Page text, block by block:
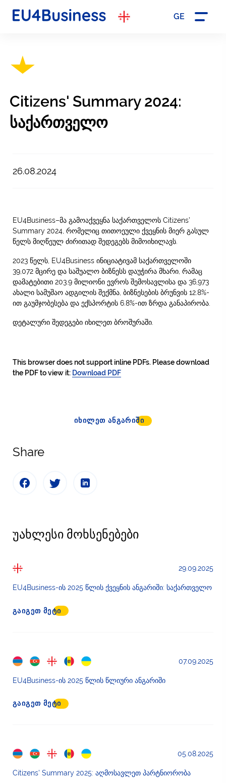
Citizens' Summary 2024:
საქართველო
26.08.2024
EU4Business–მა გამოაქვეყნა საქართველოს Citizens’
Summary 2024, რომელიც თითოეული ქვეყნის მიერ გასულ
წელს მიღწეულ ძირითად შედეგებს მიმოიხილავს.
2023 წელს, EU4Business ინიციატივამ საქართველოში
39,072 მცირე და საშუალო ბიზნესს დაუჭირა მხარი, რამაც
დამატებითი 203.9 მილიონი ევროს შემოსავლისა და 36,973
ახალი სამუშაო ადგილის შექმნა, ბიზნესების ბრუნვის 12.8%-
ით გაუმჯობესება და ექსპორტის 6.8%-ით ზრდა განაპირობა.
დეტალური შედეგები იხილეთ ბროშურაში.
This browser does not support inline PDFs. Please download
the PDF to view it: Download PDF
ᲘᲮᲘᲚᲔᲗ ᲐᲜᲒᲐᲠᲘᲨᲘ
Share
უახლესი მოხსენებები
29.09.2025
EU4Business-ის 2025 წლის ქვეყნის ანგარიში: საქართველო
ᲒᲐᲘᲒᲔᲗ ᲛᲔᲢᲘ
07.09.2025
EU4Business-ის 2025 წლის წლიური ანგარიში
ᲒᲐᲘᲒᲔᲗ ᲛᲔᲢᲘ
05.08.2025
Citizens' Summary 2025: აღმოსავლეთ პარტნიორობა
GE